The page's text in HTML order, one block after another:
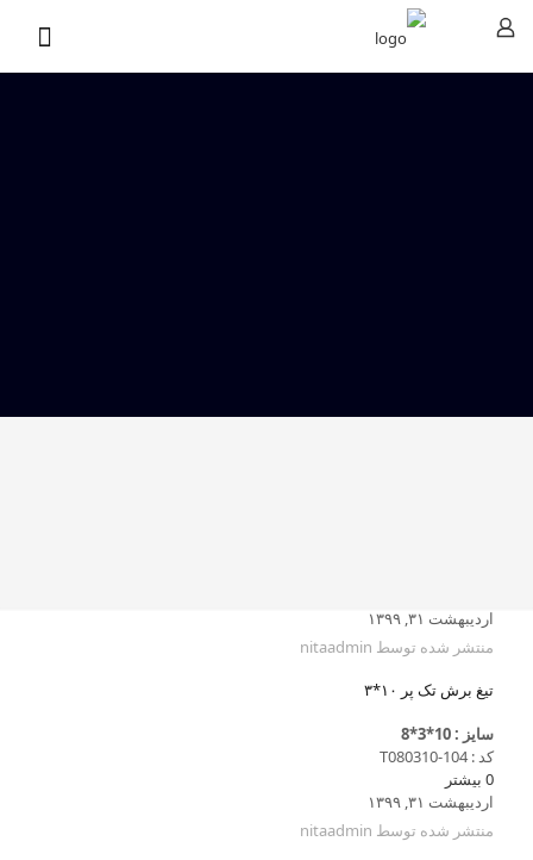
اردیبهشت ۳۱, ۱۳۹۹
منتشر شده توسط nitaadmin
تیغ برش تک پر ۱۰*۳
سایز : 10*3*8
کد : T080310-104
0 بیشتر
اردیبهشت ۳۱, ۱۳۹۹
منتشر شده توسط nitaadmin